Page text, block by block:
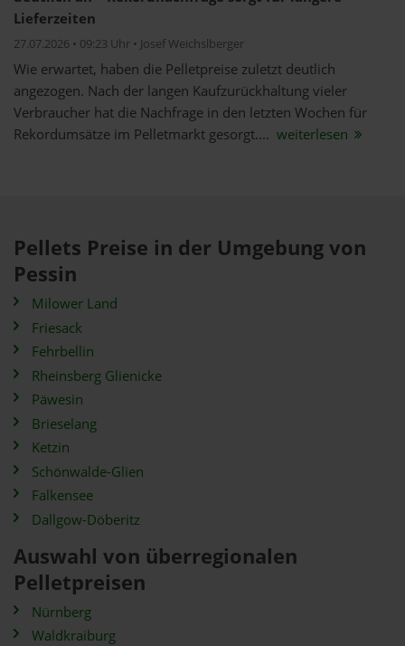
Lieferzeiten
27.07.2026 • 09:23 Uhr • Josef Weichslberger
Wie erwartet, haben die Pelletpreise zuletzt deutlich
angezogen. Nach der langen Kaufzurückhaltung vieler
Verbraucher hat die Nachfrage in den letzten Wochen für
Rekordumsätze im Pelletmarkt gesorgt.... weiterlesen
Pellets Preise in der Umgebung von
Pessin
Milower Land
Friesack
Fehrbellin
Rheinsberg Glienicke
Päwesin
Brieselang
Ketzin
Schönwalde-Glien
Falkensee
Dallgow-Döberitz
Auswahl von überregionalen
Pelletpreisen
Nürnberg
Waldkraiburg